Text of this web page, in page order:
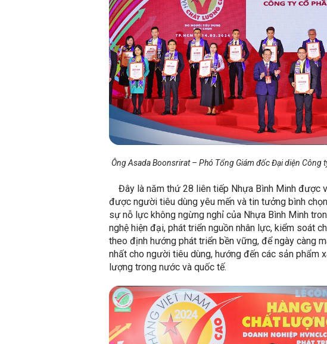
Ông Asada Boonsrirat – Phó Tổng Giám đốc Đại diện Công
Đây là năm thứ 28 liên tiếp Nhựa Bình Minh được
được người tiêu dùng yêu mến và tin tưởng bình
sự nỗ lực không ngừng nghỉ của Nhựa Bình Minh
nghệ hiện đại, phát triển nguồn nhân lực, kiểm soát
theo định hướng phát triển bền vững, để ngày càng
nhất cho người tiêu dùng, hướng đến các sản phẩm
lượng trong nước và quốc tế.